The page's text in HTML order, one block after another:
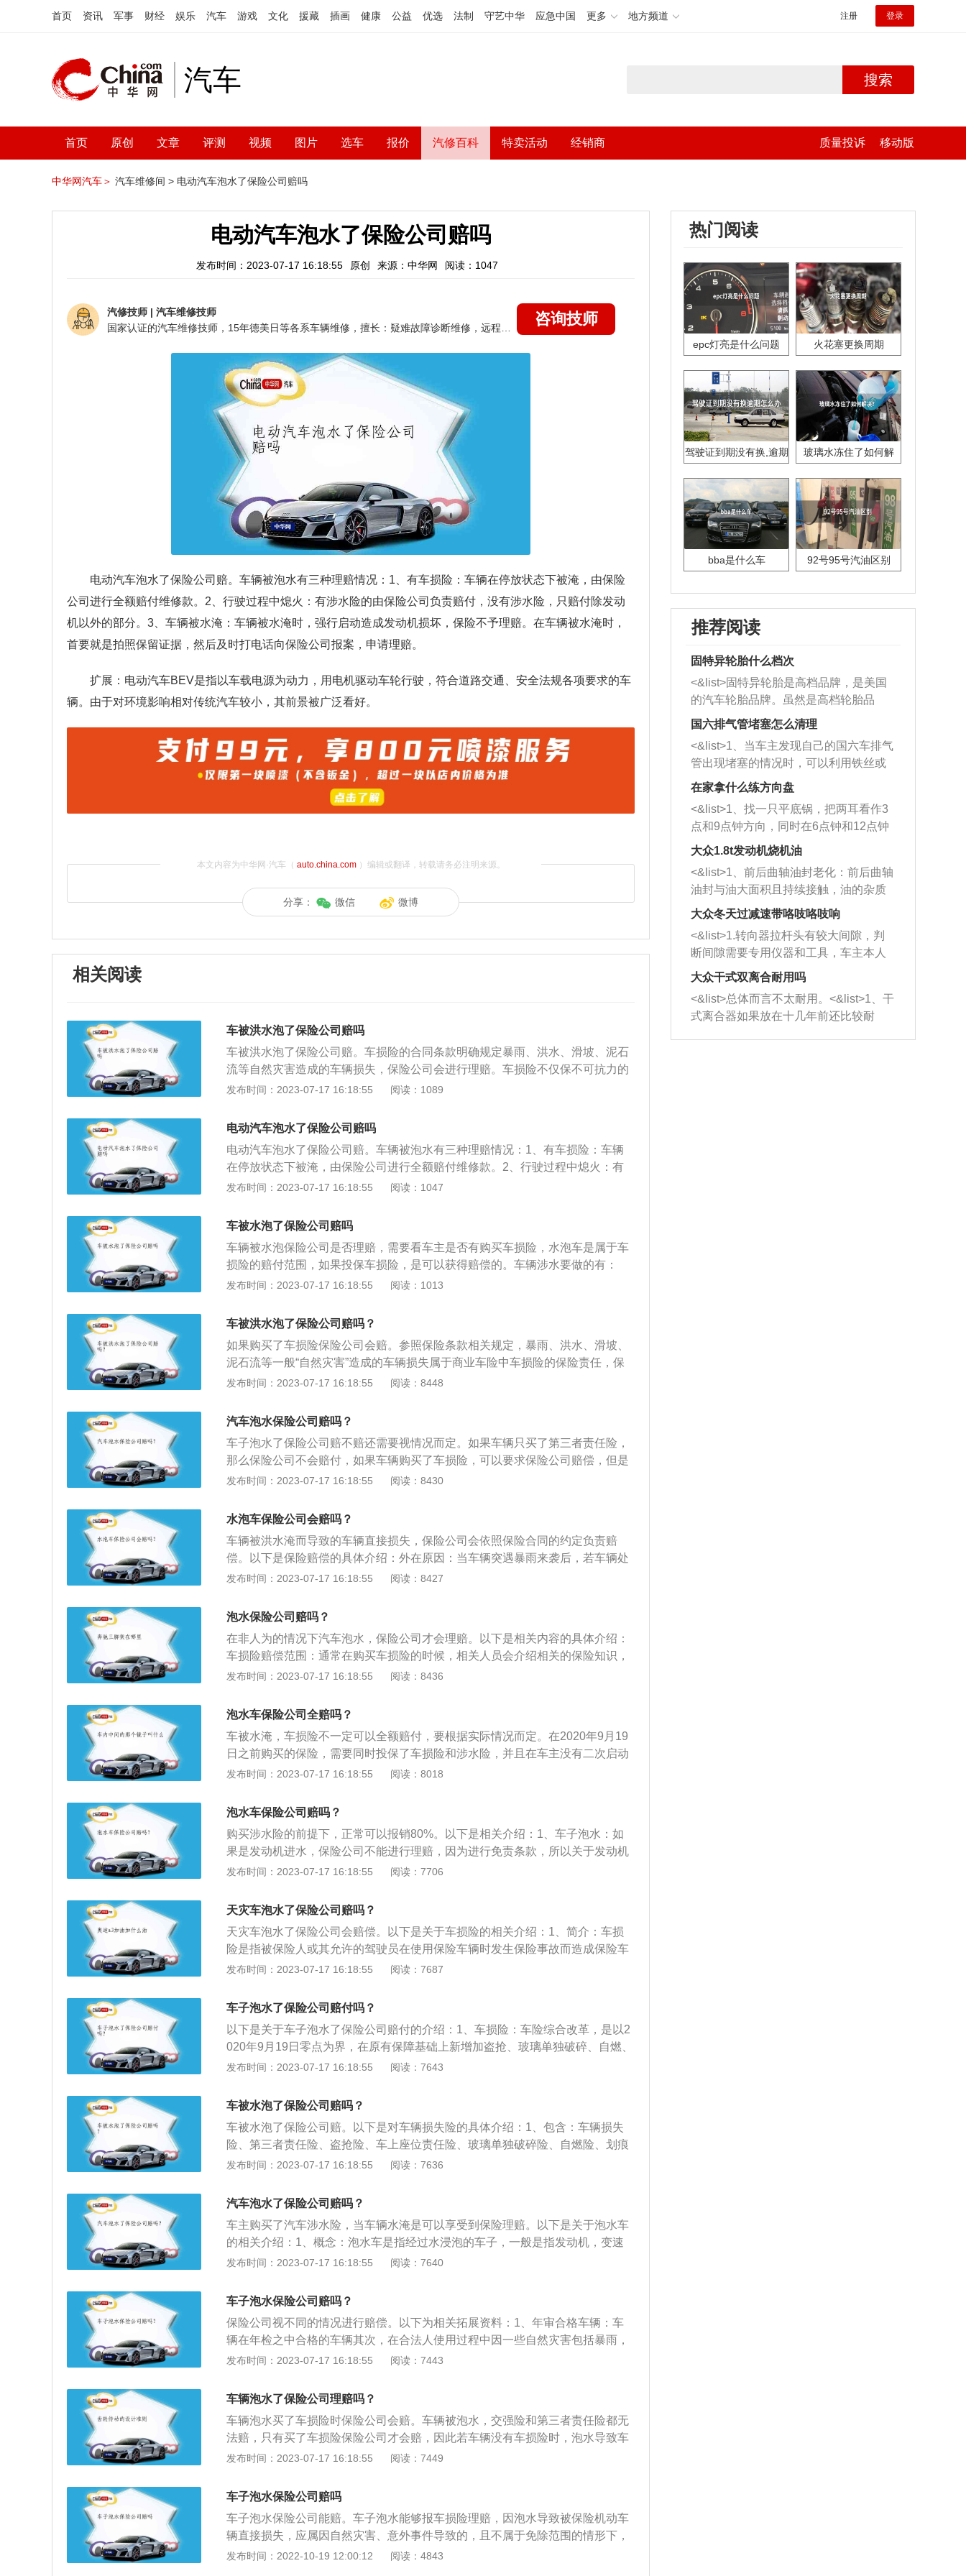
首页 资讯 军事 财经 娱乐 汽车 游戏 文化 援藏 插画 健康 公益 优选 法制 守艺中华 应急中国 更多 地方频道 注册 登录
汽车 搜索
首页 原创 文章 评测 视频 图片 选车 报价 汽修百科 特卖活动 经销商 质量投诉 移动版
中华网汽车＞ 汽车维修间 > 电动汽车泡水了保险公司赔吗
电动汽车泡水了保险公司赔吗
发布时间：2023-07-17 16:18:55 原创 来源：中华网 阅读：1047
汽修技师 | 汽车维修技师
咨询技师
电动汽车泡水了保险公司赔。车辆被泡水有三种理赔情况：1、有车损险：车辆在停放状态下被淹，由保险
公司进行全额赔付维修款。2、行驶过程中熄火：有涉水险的由保险公司负责赔付，没有涉水险，只赔付除发动
机以外的部分。3、车辆被水淹：车辆被水淹时，强行启动造成发动机损坏，保险不予理赔。在车辆被水淹时，
首要就是拍照保留证据，然后及时打电话向保险公司报案，申请理赔。
扩展：电动汽车BEV是指以车载电源为动力，用电机驱动车轮行驶，符合道路交通、安全法规各项要求的车
辆。由于对环境影响相对传统汽车较小，其前景被广泛看好。
本文内容为中华网·汽车（ auto.china.com）编辑或翻译，转载请务必注明来源。
分享： 微信 微博
相关阅读
车被洪水泡了保险公司赔吗
车被洪水泡了保险公司赔。车损险的合同条款明确规定暴雨、洪水、滑坡、泥石
流等自然灾害造成的车辆损失，保险公司会进行理赔。车损险不仅保不可抗力的
自然灾害，还保车子碰撞，如果是车主在驾驶车辆的时候与外界发生碰撞，或者
拒赔：1、车辆在涉水行驶过程中发动机熄火，因强行二次启动导致发动机进水
损坏的，保险公司可以拒赔。所以，在涉水行车时，车辆一旦熄火，千万不要再
次强行点火。2、明知积水严重还试图开车闯过去，并因此导致发动机损坏的，
保险公司也不赔。
发布时间：2023-07-17 16:18:55 阅读：1089
电动汽车泡水了保险公司赔吗
电动汽车泡水了保险公司赔。车辆被泡水有三种理赔情况：1、有车损险：车辆
在停放状态下被淹，由保险公司进行全额赔付维修款。2、行驶过程中熄火：有
涉水险的由保险公司负责赔付，没有涉水险，只赔付除发动机以外的部分。3、
被水淹时，首要就是拍照保留证据，然后及时打电话向保险公司报案，申请理
赔。扩展：电动汽车BEV是指以车载电源为动力，用电机驱动车轮行驶，符合道
路交通、安全法规各项要求的车辆。由于对环境影响相对传统汽车较小，其前景
被广泛看好。
发布时间：2023-07-17 16:18:55 阅读：1047
车被水泡了保险公司赔吗
车辆被水泡保险公司是否理赔，需要看车主是否有购买车损险，水泡车是属于车
损险的赔付范围，如果投保车损险，是可以获得赔偿的。车辆涉水要做的有：
1、出险报警，如果被保险车辆涉水熄火，那么一定不要再次启动，而是应该拨
过定损后才能确定，所以要对现场进行拍照取证，及时拍下现场照片和车辆的受
损情况，以便定损员进行定损；3、联系拖车，如果车子在水中熄火了，那一定
要立即打电话叫救援拖车来将车拖走，同时将拖车费用也报给保险公司，由保险
公司承担拖车费用。虽然车损险的保险责任中有说明由暴雨、洪水等自然灾害造
成被保险车辆的损失，保险公司需按照合同规定负责赔偿。但是同时也说明了，
就是车辆在停放的状态下，遭遇水淹，这时车主千万不要试图启动发动机驾车离
开。如果已经投保车损险了，那就别犹豫，赶紧拨打保险公司的电话，并且现在
很多保险公司也都有提供免费的拖车服务，在这种情况下拖车服务就派上大用场
发布时间：2023-07-17 16:18:55 阅读：1013
车被洪水泡了保险公司赔吗？
如果购买了车损险保险公司会赔。参照保险条款相关规定，暴雨、洪水、滑坡、
泥石流等一般“自然灾害”造成的车辆损失属于商业车险中车损险的保险责任，保
险公司会进行理赔。以下是相关介绍：注意事项：一旦发动机熄火，赶紧离开车
要及时拨打保险公司报案电话，在保险公司的理赔员到达之前，不要私自启动车
辆，保险公司会视情况将车拖到修理点。保险公司拒赔的情况：车辆在涉水行驶
过程中发动机熄火，因强行二次启动导致发动机进水损坏，保险公司可以拒赔。
明知积水严重还试图开车闯过去，并因此导致发动机损坏，保险公司也不赔。
发布时间：2023-07-17 16:18:55 阅读：8448
汽车泡水保险公司赔吗？
车子泡水了保险公司赔不赔还需要视情况而定。如果车辆只买了第三者责任险，
那么保险公司不会赔付，如果车辆购买了车损险，可以要求保险公司赔偿，但是
发动机造成损坏的一般不赔，如果车辆购买了涉水险，那么包括发动机在内都可
而导致的发动机损坏，那么就算购买了车损险和涉水险，保险公司也不会对该车
的发动机给予赔付，只能赔偿除发动机以外的维修费用。注意事项：需要注意的
是，保险公司只赔偿原车的零配件，车主自己加装的一些组件保险公司是不会赔
偿，车主如果无证驾驶或者酒驾、超载等行为造成的事故保险公司也不予赔付。
发布时间：2023-07-17 16:18:55 阅读：8430
水泡车保险公司会赔吗？
车辆被洪水淹而导致的车辆直接损失，保险公司会依照保险合同的约定负责赔
偿。以下是保险赔偿的具体介绍：外在原因：当车辆突遇暴雨来袭后，若车辆处
在原地停放的情况下，只要车辆投保车损险，保险公司就可以全额赔付。车主需
后才可享受到车损险的全额赔付。考虑涉水险：当车辆在道路行驶过程中被水淹
出现损坏，保险公司在理赔时还要考虑车辆是否投保涉水险。在九月十九日前购
买的车险，车主需要单独购买附加的涉水险。只有车辆购买车损险和涉水险两个
险种，车辆行驶中遭遇泡水的损失，保险公司将给予全额赔付；而对于9月19日
车险改革后投保的车险，商业险中已包含车损险、涉水险、自燃险，及玻璃险
且车主采取二次点火操作后，这类因车辆泡水出现的车辆损伤情况，保险公司则
不予以赔付。
发布时间：2023-07-17 16:18:55 阅读：8427
泡水保险公司赔吗？
在非人为的情况下汽车泡水，保险公司才会理赔。以下是相关内容的具体介绍：
车损险赔偿范围：通常在购买车损险的时候，相关人员会介绍相关的保险知识，
同时还会附加一份保险条款让被保险人签字，条款上对责任免除与保险责任进行
害引发的汽车发动机损失，都属于商业车险的赔付范围，所以这也说明只有在非
人为的情况下汽车泡水，保险公司才会理赔。涉水险赔偿范围：老司机表示，平
常也被叫做发动机特别损失保险，顾名思义，其实跟发动机挂钩，如果因为暴雨
原因导致了发动机发生了故障，那么可以获得理赔，不过这里有一个需要特别注
意的点。在现实生活中，水淹车所导致的汽车维修费用还是非常高，如果是豪
发布时间：2023-07-17 16:18:55 阅读：8436
泡水车保险公司全赔吗？
车被水淹，车损险不一定可以全额赔付，要根据实际情况而定。在2020年9月19
日之前购买的保险，需要同时投保了车损险和涉水险，并且在车主没有二次启动
发动机导致的汽车熄火或者没有挪车的情况下，保险公司会全额赔付。但若是在
致的损失，只要买了车损险的车主，将会获得全额赔付。发动机二次打火造成的
损失，涉水险不理赔。且车泡水后，保险公司通常是按照实际损失进行赔付的，
若超过限额，则不赔。即买20万车损险，保险公司最高赔20万。
发布时间：2023-07-17 16:18:55 阅读：8018
泡水车保险公司赔吗？
购买涉水险的前提下，正常可以报销80%。以下是相关介绍：1、车子泡水：如
果是发动机进水，保险公司不能进行理赔，因为进行免责条款，所以关于发动机
部分不可以进行赔付。2、涉水险：但是车主购买涉水险，可以进行赔付，涉水
免赔，80%报销，因此如果不是发动机进水，购买了涉水险的前提下，正常可以
报销80%。
发布时间：2023-07-17 16:18:55 阅读：7706
天灾车泡水了保险公司赔吗？
天灾车泡水了保险公司会赔偿。以下是关于车损险的相关介绍：1、简介：车损
险是指被保险人或其允许的驾驶员在使用保险车辆时发生保险事故而造成保险车
辆受损，保险公司在合理范围内予以赔偿的一种汽车商业保险。2、注意：车损
并罗列责任免除条款。当前许多保险公司出台不计免赔险，被保险人可以将事故
责任所承担的免赔金额转给汽车保险公司，车主领到的理赔额会更多。
发布时间：2023-07-17 16:18:55 阅读：7687
车子泡水了保险公司赔付吗？
以下是关于车子泡水了保险公司赔付的介绍：1、车损险：车险综合改革，是以2
020年9月19日零点为界，在原有保障基础上新增加盗抢、玻璃单独破碎、自燃、
不计免赔率，车辆被推定全损，车损险保额是多少，保险公司就赔多少。2、涉
投保车辆损失险，可到保险公司增加投保“涉水险”。该保险实行20%的免赔率，
如投保该险别的不计免赔，可获100%赔付。
发布时间：2023-07-17 16:18:55 阅读：7643
车被水泡了保险公司赔吗？
车被水泡了保险公司赔。以下是对车辆损失险的具体介绍：1、包含：车辆损失
险、第三者责任险、盗抢险、车上座位责任险、玻璃单独破碎险、自燃险、划痕
险和交强险。2、范围：保险车辆在行驶中平行坠落，暴风、龙卷风、雷击、雹
车被盗窃、抢劫、抢夺，以及在全车被盗窃、抢劫、抢夺期间或由于被盗窃、抢
劫、抢夺未遂受到损坏或车上零部件、附属设备丢失。暴雨导致车辆被淹，这属
于车损险的赔偿范围，但是发动机进水导致损坏是车损险的免责条款。
发布时间：2023-07-17 16:18:55 阅读：7636
汽车泡水了保险公司赔吗？
车主购买了汽车涉水险，当车辆水淹是可以享受到保险理赔。以下是关于泡水车
的相关介绍：1、概念：泡水车是指经过水浸泡的车子，一般是指发动机，变速
箱被水泡过，浸水深度超过车轮及车身座椅，车身底部部件与水长时间接触的机
辆涉水有关的一共有两条保险，一个是最为常见的车损险，另一个则叫做发动机
特别损失险，俗称涉水险。
发布时间：2023-07-17 16:18:55 阅读：7640
车子泡水保险公司赔吗？
保险公司视不同的情况进行赔偿。以下为相关拓展资料：1、年审合格车辆：车
辆在年检之中合格的车辆其次，在合法人使用过程中因一些自然灾害包括暴雨，
洪水等导致的损失，保险公司会按照约定赔偿。2、自然灾害：如果汽车是停在
会按照自然灾害进行赔付。如果积水漫过了仪表盘,保险公司会考虑全额赔付。
3、车损险范围内：如果车辆被水浸泡，但发动机没进水，只是更换零件、修理
电路等，这属于车损险的保障范围。即便是水将车身淹没，造成汽车全损，保险
公司也可以按照全损赔偿。
发布时间：2023-07-17 16:18:55 阅读：7443
车辆泡水了保险公司理赔吗？
车辆泡水买了车损险时保险公司会赔。车辆被泡水，交强险和第三者责任险都无
法赔，只有买了车损险保险公司才会赔，因此若车辆没有车损险时，泡水导致车
辆的损失就只能车主自己承担。以下为车辆泡水后的处理方法：1、及时向保险
证自身安全的情况下拍下车辆泡水的照片，方便保险公司定损。2、后期操作：
洪水褪去后，保险公司会派专人进行定损，出具定损书。车主提交理赔材料保险
公司审核通过后就能去修车，若车辆已经报废，那么保险公司会直接理赔款转到
被保险人的银行账户中。
发布时间：2023-07-17 16:18:55 阅读：7449
车子泡水保险公司赔吗
车子泡水保险公司能赔。车子泡水能够报车损险理赔，因泡水导致被保险机动车
辆直接损失，应属因自然灾害、意外事件导致的，且不属于免除范围的情形下，
财险公司会在约定额度内承担赔偿。二零二零年车险改革后，涉水险已加入车损
发布时间：2022-10-19 12:00:12 阅读：4843
热门阅读
epc灯亮是什么问题 火花塞更换周期
驾驶证到期没有换,逾期
玻璃水冻住了如何解
bba是什么车 92号95号汽油区别
推荐阅读
固特异轮胎什么档次
<&list>固特异轮胎是高档品牌，是美国
的汽车轮胎品牌。虽然是高档轮胎品
牌，但是中高低端的轮胎都有生产，这
也是为了更好的开拓市场。
国六排气管堵塞怎么清理
<&list>1、当车主发现自己的国六车排气
管出现堵塞的情况时，可以利用铁丝或
者是细棍，直接将杂物给取出来，如果
堵塞情况比较严重，也可以采取应急措
施。 <&list>2、直接利用木棍将所有的
杂物推到排气管里面的位置处，然后将
三元催化器拆解开，就可以将堵塞的东
西取出来。但如果是因为积碳过多引起
的堵塞，就需要将三元催化器泡在草酸
洗剂对堵塞的情况得到解决，将清洗剂
放在燃油箱中，与燃油混合后，车辆启
动时，就可以和汽油一起进入到燃烧
室，最后形成废气排出，就可以让三元
催化器得到清洗，排气管堵塞的情况就
能够得到解决。
在家拿什么练方向盘
<&list>1、找一只平底锅，把两耳看作3
点和9点钟方向，同时在6点钟和12点钟
方向做一个标记。 <&list>2、双手握住
一圈半的练习，往右同样也要打相同的
圈数。 <&list>3、最后强调要反复练
习，这样就可以形成肌肉记忆，在真实
驾驶车辆时，不需要记忆也能打好方
向。
大众1.8t发动机烧机油
<&list>1、前后曲轴油封老化：前后曲轴
油封与油大面积且持续接触，油的杂质
和发动机内持续温度变化使其密封效果
逐渐减弱，导致渗油或漏油。<&list>2、
活塞间隙过大：积碳会使活塞环与缸体
的间隙扩大，导致机油流入燃烧室中，
造成烧机油。<&list>3、机油粘度。使用
机油粘度过小的话，同样会有烧机油现
象，机油粘度过小具有很好的流动性，
大众冬天过减速带咯吱咯吱响
<&list>1.转向器拉杆头有较大间隙，判
断间隙需要专用仪器和工具，车主本人
无法制作，需要将车辆送到修理厂或4s
店；<&list>2.车辆半轴套管防尘罩破
裂，破裂后会出现漏油现象，使半轴磨
损严重，磨损的半轴容易损坏，产生异
响；<&list>3.稳定器的转向胶套和球头
大众干式双离合耐用吗
<&list>总体而言不太耐用。<&list>1、干
式离合器如果放在十几年前还比较耐